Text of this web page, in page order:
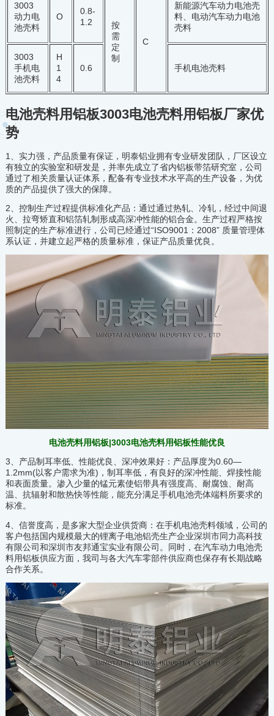
3003
动力电
池壳料
O
0.8-
1.2
按
需
定
制
C
新能源汽车动力电池壳
料、电动汽车动力电池
壳料
3003
手机电
池壳料
H
1
4
0.6 手机电池壳料
电池壳料用铝板3003电池壳料用铝板厂家优
势
1、实力强，产品质量有保证，明泰铝业拥有专业研发团队，厂区设立
有独立的实验室和研发是，并率先成立了省内铝板带箔研究室，公司
通过了相关质量认证体系，配备有专业技术水平高的生产设备，为优
质的产品提供了强大的保障。
2、控制生产过程提供标准化产品：通过通过热轧、冷轧，经过中间退
火、拉弯矫直和铝箔轧制形成高深冲性能的铝合金。生产过程严格按
照制定的生产标准进行，公司已经通过“ISO9001：2008” 质量管理体
系认证，并建立起严格的质量标准，保证产品质量优良。
电池壳料用铝板|3003电池壳料用铝板性能优良
3、产品制耳率低、性能优良、深冲效果好：产品厚度为0.60—
1.2mm(以客户需求为准)，制耳率低，有良好的深冲性能、焊接性能
和表面质量。渗入少量的锰元素使铝带具有强度高、耐腐蚀、耐高
温、抗辐射和散热快等性能，能充分满足手机电池壳体端料所要求的
标准。
4、信誉度高，是多家大型企业供货商：在手机电池壳料领域，公司的
客户包括国内规模最大的锂离子电池铝壳生产企业深圳市同力高科技
有限公司和深圳市友邦通宝实业有限公司。同时，在汽车动力电池壳
料用铝板供应方面，我司与各大汽车零部件供应商也保存有长期战略
合作关系。